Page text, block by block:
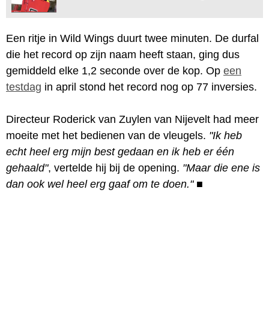
Een ritje in Wild Wings duurt twee minuten. De durfal
die het record op zijn naam heeft staan, ging dus
gemiddeld elke 1,2 seconde over de kop. Op een
testdag in april stond het record nog op 77 inversies.
Directeur Roderick van Zuylen van Nijevelt had meer
moeite met het bedienen van de vleugels. "Ik heb
echt heel erg mijn best gedaan en ik heb er één
gehaald", vertelde hij bij de opening. "Maar die ene is
dan ook wel heel erg gaaf om te doen." ■